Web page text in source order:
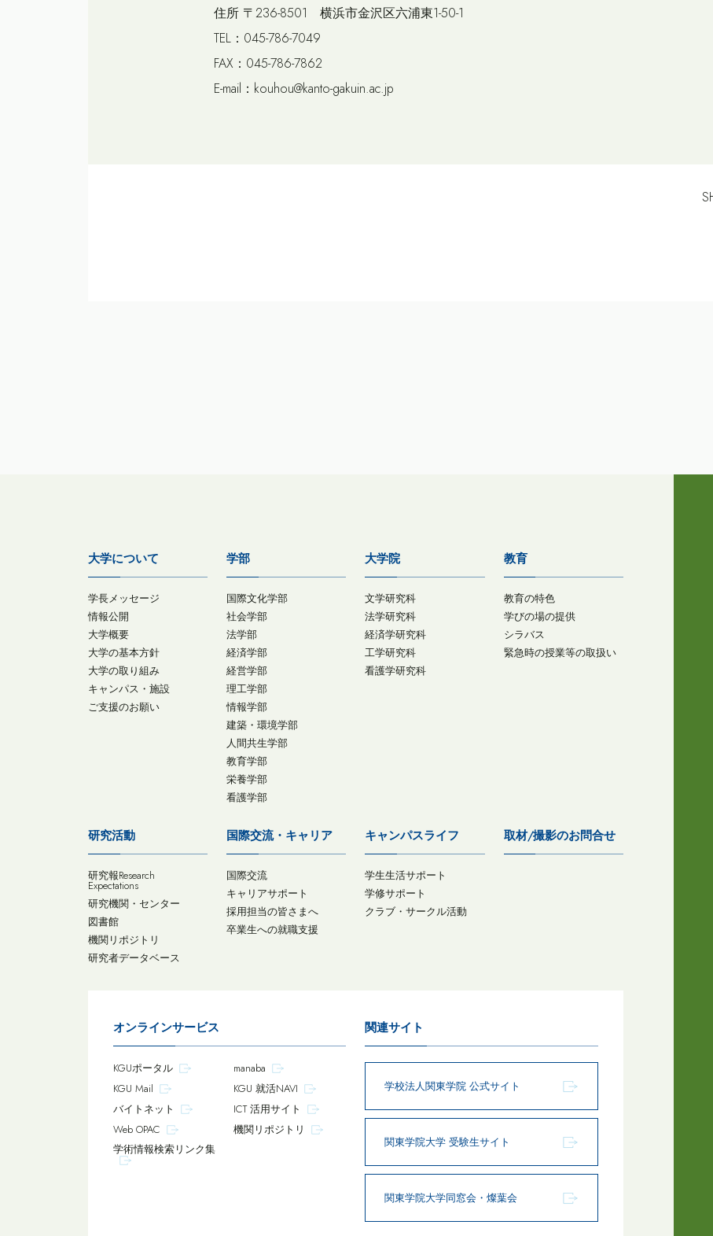
住所 〒236-8501 横浜市金沢区六浦東1-50-1
TEL：045-786-7049
FAX：045-786-7862
E-mail：kouhou@kanto-gakuin.ac.jp
大学について
学長メッセージ
情報公開
大学概要
大学の基本方針
大学の取り組み
キャンパス・施設
ご支援のお願い
学部
国際文化学部
社会学部
法学部
経済学部
経営学部
理工学部
情報学部
建築・環境学部
人間共生学部
教育学部
栄養学部
看護学部
大学院
文学研究科
法学研究科
経済学研究科
工学研究科
看護学研究科
教育
教育の特色
学びの場の提供
シラバス
緊急時の授業等の取扱い
研究活動
研究報Research
Expectations
研究機関・センター
図書館
機関リポジトリ
研究者データベース
国際交流・キャリア
国際交流
キャリアサポート
採用担当の皆さまへ
卒業生への就職支援
キャンパスライフ
学生生活サポート
学修サポート
クラブ・サークル活動
取材/撮影のお問合せ
オンラインサービス
KGUポータル
manaba
KGU Mail
KGU 就活NAVI
バイトネット
ICT 活用サイト
Web OPAC
機関リポジトリ
学術情報検索リンク集
関連サイト
学校法人関東学院 公式サイト
関東学院大学 受験生サイト
関東学院大学同窓会・燦葉会